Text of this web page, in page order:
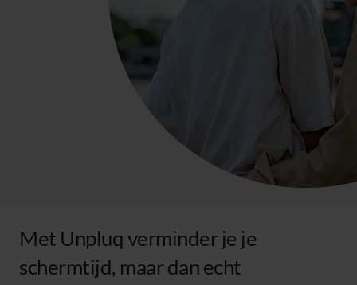
Met Unpluq verminder je je
schermtijd, maar dan echt